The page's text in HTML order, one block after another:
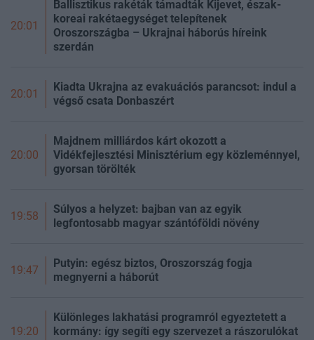
20:01
Ballisztikus rakéták támadták Kijevet, észak-
koreai rakétaegységet telepítenek
Oroszországba – Ukrajnai háborús híreink
szerdán
20:01
Kiadta Ukrajna az evakuációs parancsot: indul a
végső csata Donbaszért
20:00
Majdnem milliárdos kárt okozott a
Vidékfejlesztési Minisztérium egy közleménnyel,
gyorsan törölték
19:58
Súlyos a helyzet: bajban van az egyik
legfontosabb magyar szántóföldi növény
19:47
Putyin: egész biztos, Oroszország fogja
megnyerni a háborút
19:20
Különleges lakhatási programról egyeztetett a
kormány: így segíti egy szervezet a rászorulókat